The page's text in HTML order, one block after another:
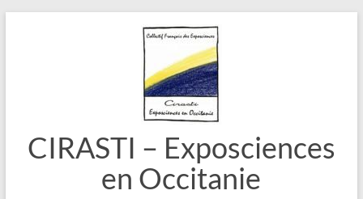
CIRASTI – Exposciences
en Occitanie